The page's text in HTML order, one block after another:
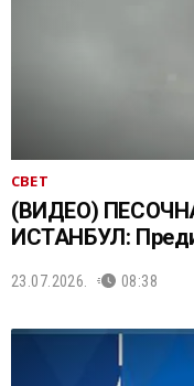
СВЕТ
(ВИДЕО)
ИСТАНБУЛ:
23.07.2026. 08:38